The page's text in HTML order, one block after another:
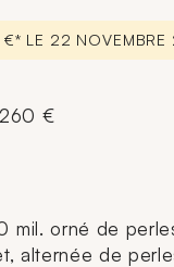
LE 22
€
mil. orné de
alternée de